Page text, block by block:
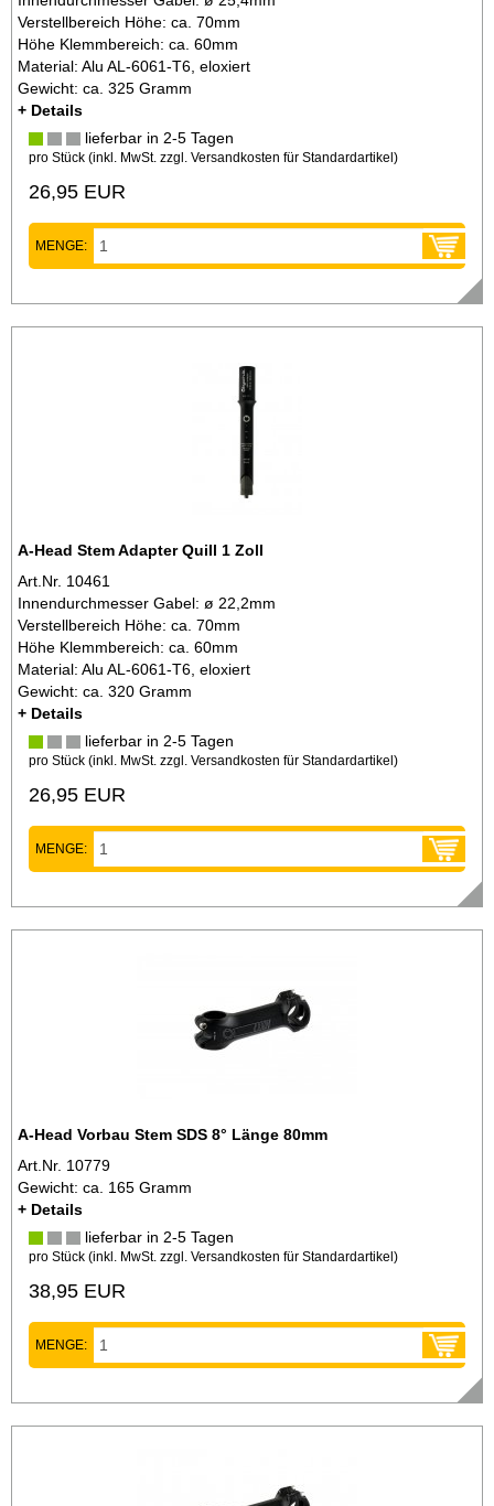
Verstellbereich Höhe: ca. 70mm
Höhe Klemmbereich: ca. 60mm
Material: Alu AL-6061-T6, eloxiert
Gewicht: ca. 325 Gramm
+ Details
lieferbar in 2-5 Tagen
pro Stück (inkl. MwSt. zzgl. Versandkosten für Standardartikel)
26,95 EUR
MENGE:
A-Head Stem Adapter Quill 1 Zoll
Art.Nr. 10461
Innendurchmesser Gabel: ø 22,2mm
Verstellbereich Höhe: ca. 70mm
Höhe Klemmbereich: ca. 60mm
Material: Alu AL-6061-T6, eloxiert
Gewicht: ca. 320 Gramm
+ Details
lieferbar in 2-5 Tagen
pro Stück (inkl. MwSt. zzgl. Versandkosten für Standardartikel)
26,95 EUR
MENGE:
A-Head Vorbau Stem SDS 8° Länge 80mm
Art.Nr. 10779
Gewicht: ca. 165 Gramm
+ Details
lieferbar in 2-5 Tagen
pro Stück (inkl. MwSt. zzgl. Versandkosten für Standardartikel)
38,95 EUR
MENGE: